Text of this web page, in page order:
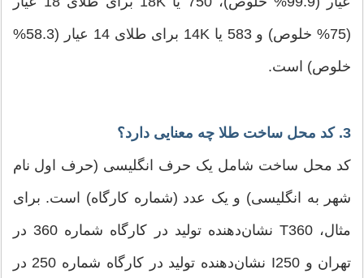
(75% خلوص) و 583 یا 14K برای طلای 14 عیار (58.3%
خلوص) است.
3. کد محل ساخت طلا چه معنایی دارد؟
کد محل ساخت شامل یک حرف انگلیسی (حرف اول نام
شهر به انگلیسی) و یک عدد (شماره کارگاه) است. برای
مثال، T360 نشان‌دهنده تولید در کارگاه شماره 360 در
تهران و I250 نشان‌دهنده تولید در کارگاه شماره 250 در